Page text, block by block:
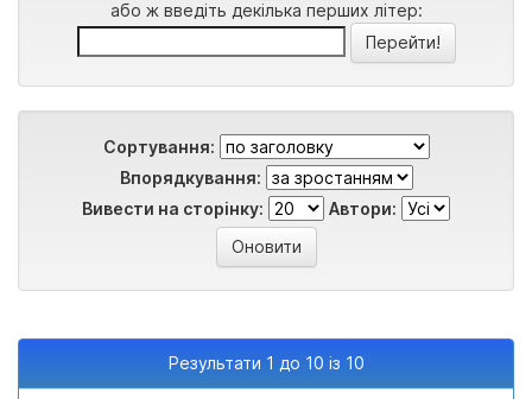
або ж введіть декілька перших літер:
Сортування:
Впорядкування:
Вивести на сторінку:
Автори:
Результати 1 до 10 із 10